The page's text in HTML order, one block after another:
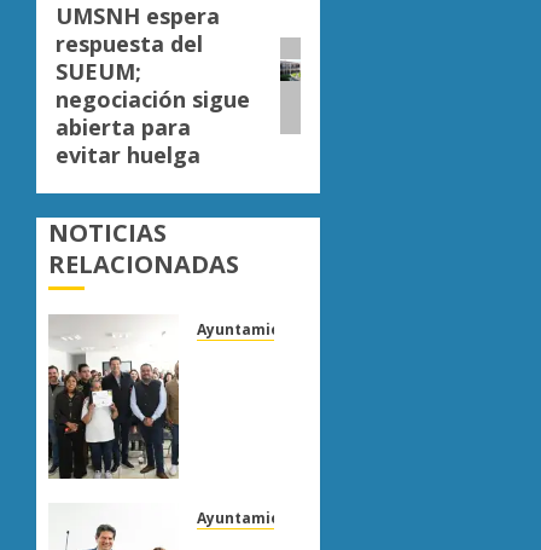
Siguiente
entrada:
UMSNH espera
respuesta del
SUEUM;
negociación sigue
abierta para
evitar huelga
NOTICIAS
RELACIONADAS
Ayuntamiento Morelia
personal
Ayuntamiento Morelia